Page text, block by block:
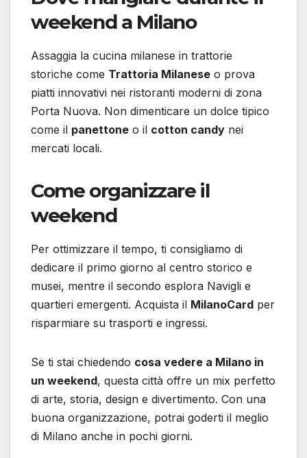
weekend a Milano
Assaggia la cucina milanese in trattorie
storiche come Trattoria Milanese o prova
piatti innovativi nei ristoranti moderni di zona
Porta Nuova. Non dimenticare un dolce tipico
come il panettone o il cotton candy nei
mercati locali.
Come organizzare il
weekend
Per ottimizzare il tempo, ti consigliamo di
dedicare il primo giorno al centro storico e
musei, mentre il secondo esplora Navigli e
quartieri emergenti. Acquista il MilanoCard per
risparmiare su trasporti e ingressi.
Se ti stai chiedendo cosa vedere a Milano in
un weekend, questa città offre un mix perfetto
di arte, storia, design e divertimento. Con una
buona organizzazione, potrai goderti il meglio
di Milano anche in pochi giorni.